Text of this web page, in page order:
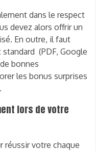
dans le respect
devez alors offrir un
En outre, il faut
(PDF, Google
bonnes
les bonus surprises
lors de votre
réussir votre chaque